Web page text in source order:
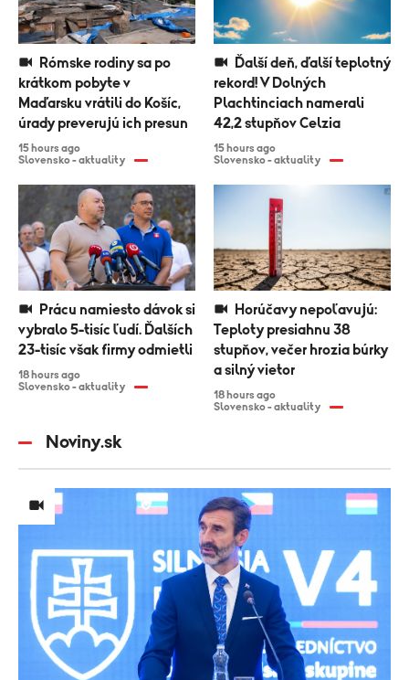
krátkom pobyte v
Maďarsku vrátili do Košíc,
úrady preverujú ich presun
15 hours ago
Slovensko - aktuality
rekord! V Dolných
Plachtinciach namerali
42,2 stupňov Celzia
15 hours ago
Slovensko - aktuality
vybralo 5-tisíc ľudí. Ďalších
23-tisíc však firmy odmietli
18 hours ago
Slovensko - aktuality
Teploty presiahnu 38
stupňov, večer hrozia búrky
a silný vietor
18 hours ago
Slovensko - aktuality
Noviny.sk